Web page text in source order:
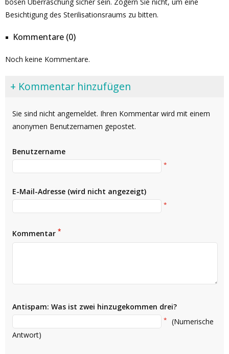
Besichtigung des Sterilisationsraums zu bitten.
Kommentare (0)
Noch keine Kommentare.
+ Kommentar hinzufügen
Sie sind nicht angemeldet. Ihren Kommentar wird mit einem
anonymen Benutzernamen gepostet.
Benutzername
*
E-Mail-Adresse (wird nicht angezeigt)
*
Kommentar *
Antispam: Was ist zwei hinzugekommen drei?
*
(Numerische
Antwort)